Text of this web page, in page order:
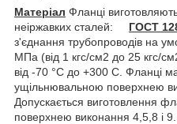
Матеріал Фланці
неіржавких сталей: ГОСТ
з'єднання трубопроводів на
МПа (від 1 кгс/см2 до 25 кгс/
від -70 °C до +300 С. Фланці
ущільнювальною поверхнею
Допускається виготовлення
поверхнею виконання 4,5,8 і